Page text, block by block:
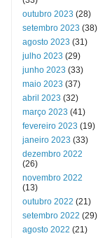
outubro 2023 (28)
setembro 2023 (38)
agosto 2023 (31)
julho 2023 (29)
junho 2023 (33)
maio 2023 (37)
abril 2023 (32)
março 2023 (41)
fevereiro 2023 (19)
janeiro 2023 (33)
dezembro 2022
(26)
novembro 2022
(13)
outubro 2022 (21)
setembro 2022 (29)
agosto 2022 (21)